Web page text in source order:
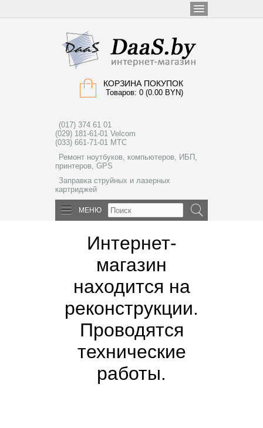
КОРЗИНА ПОКУПОК
Товаров: 0 (0.00 BYN)
(017) 374 61 01
(029) 181-61-01 Velcom
(033) 661-71-01 МТС
Ремонт ноутбуков, компьютеров, ИБП,
принтеров, GPS
Заправка струйных и лазерных
картриджей
МЕНЮ
Интернет-
магазин
находится на
реконструкции.
Проводятся
технические
работы.